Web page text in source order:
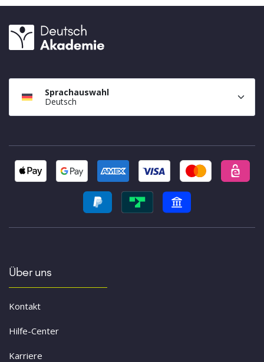
Sprachauswahl
Deutsch
Über uns
Kontakt
Hilfe-Center
Karriere